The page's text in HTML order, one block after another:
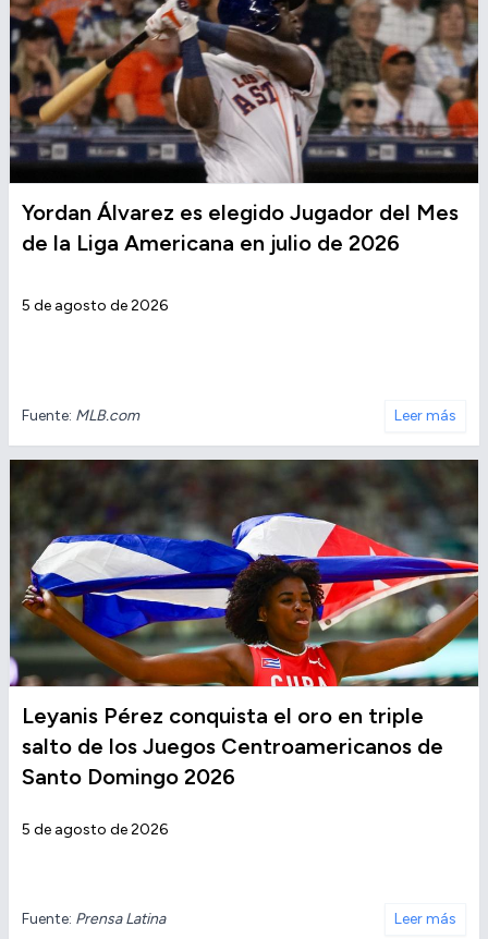
Yordan Álvarez es elegido Jugador del Mes
de la Liga Americana en julio de 2026
5 de agosto de 2026
Fuente: MLB.com Leer más
Leyanis Pérez conquista el oro en triple
salto de los Juegos Centroamericanos de
Santo Domingo 2026
5 de agosto de 2026
Fuente: Prensa Latina Leer más